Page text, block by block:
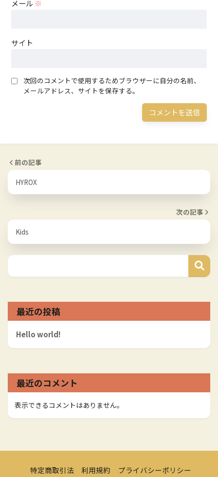
メール ※
サイト
次回のコメントで使用するためブラウザーに自分の名前、
メールアドレス、サイトを保存する。
前の記事
HYROX
次の記事
Kids
最近の投稿
Hello world!
最近のコメント
表示できるコメントはありません。
特定商取引法 利用規約 プライバシーポリシー